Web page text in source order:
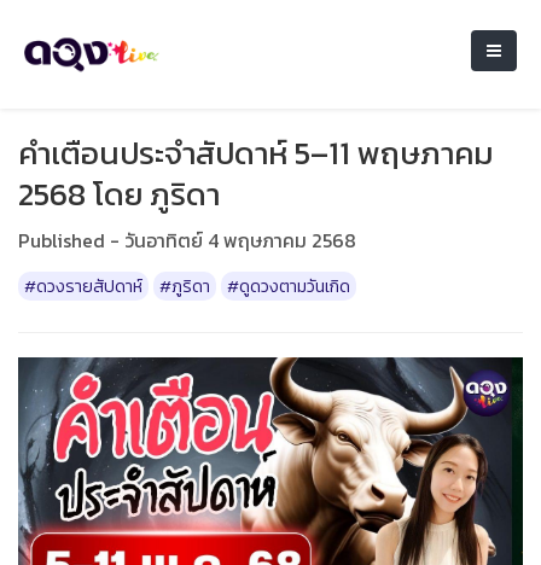
คำเตือนประจำสัปดาห์ 5–11 พฤษภาคม
2568 โดย ภูริดา
Published - วันอาทิตย์ 4 พฤษภาคม 2568
#ดวงรายสัปดาห์ #ภูริดา #ดูดวงตามวันเกิด